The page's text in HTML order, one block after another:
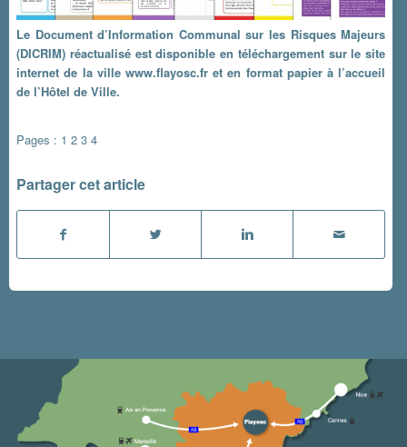
Le Document d’Information Communal sur les Risques Majeurs
(DICRIM) réactualisé est disponible en téléchargement sur le site
internet de la ville www.flayosc.fr et en format papier à l’accueil
de l’Hôtel de Ville.
Pages : 1 2 3 4
Partager cet article